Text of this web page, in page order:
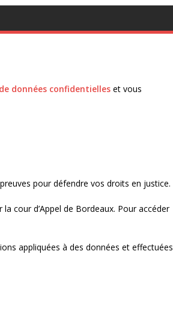
données confidentielles et vous
pour défendre vos droits en justice.
cour d’Appel de Bordeaux. Pour accéder
appliquées à des données et effectuées